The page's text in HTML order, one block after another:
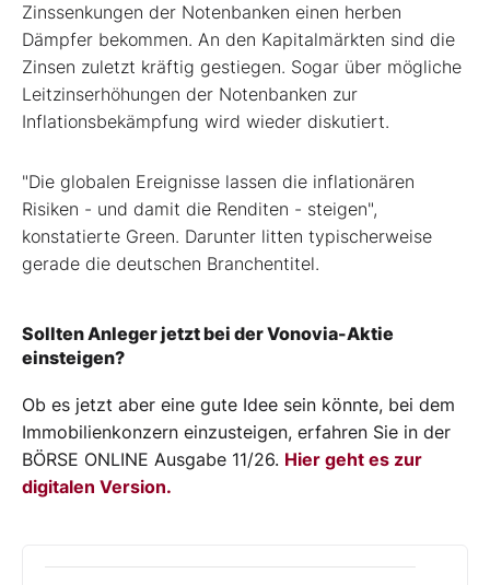
Zinssenkungen der Notenbanken einen herben
Dämpfer bekommen. An den Kapitalmärkten sind die
Zinsen zuletzt kräftig gestiegen. Sogar über mögliche
Leitzinserhöhungen der Notenbanken zur
Inflationsbekämpfung wird wieder diskutiert.
"Die globalen Ereignisse lassen die inflationären
Risiken - und damit die Renditen - steigen",
konstatierte Green. Darunter litten typischerweise
gerade die deutschen Branchentitel.
Sollten Anleger jetzt bei der Vonovia-Aktie
einsteigen?
Ob es jetzt aber eine gute Idee sein könnte, bei dem
Immobilienkonzern einzusteigen, erfahren Sie in der
BÖRSE ONLINE Ausgabe 11/26. Hier geht es zur
digitalen Version.